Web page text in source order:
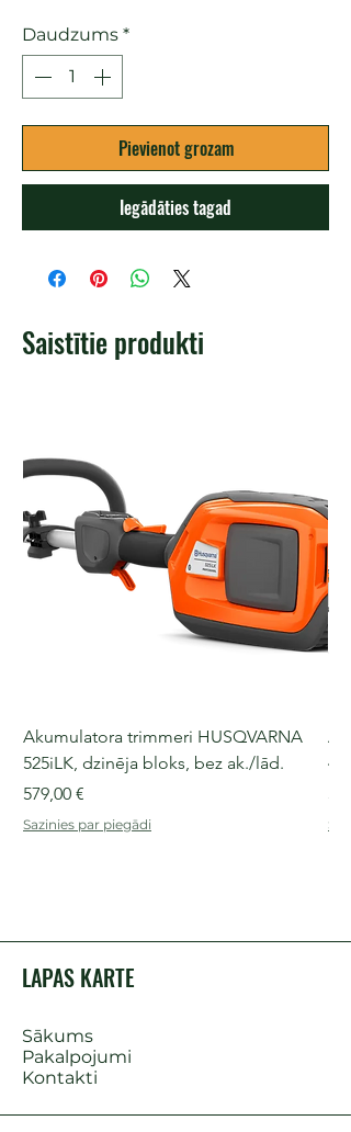
Daudzums *
Pievienot grozam
Iegādāties tagad
Saistītie produkti
Akumulatora trimmeri HUSQVARNA
525iLK, dzinēja bloks, bez ak./lād.
Cena
579,00 €
Sazinies par piegādi
LAPAS KARTE
Sākums
Pakalpojumi
Kontakti